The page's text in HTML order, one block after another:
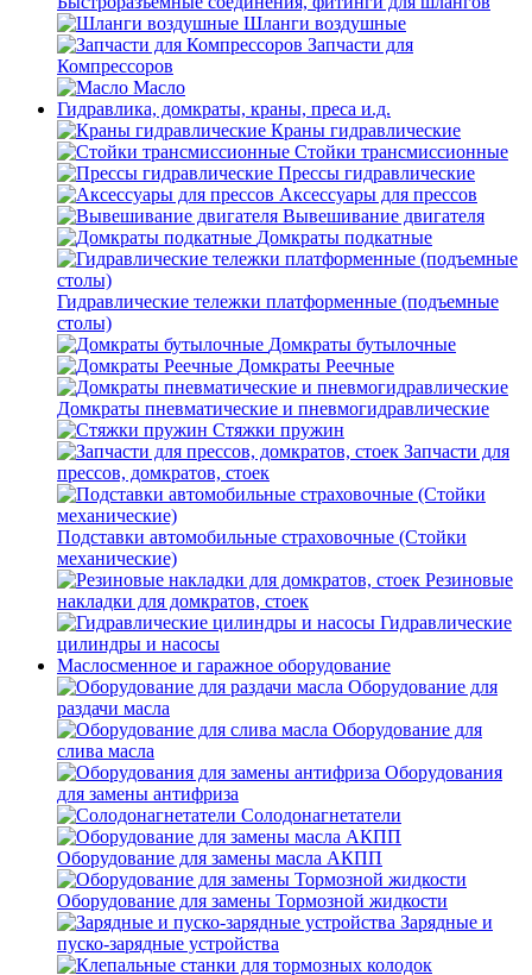
Шланги воздушные
Запчасти для
Компрессоров
Масло
Гидравлика, домкраты, краны, преса и.д.
Краны гидравлические
Стойки трансмиссионные
Прессы гидравлические
Аксессуары для прессов
Вывешивание двигателя
Домкраты подкатные
Гидравлические тележки платформенные (подъемные
столы)
Домкраты бутылочные
Домкраты Реечные
Домкраты пневматические и пневмогидравлические
Стяжки пружин
Запчасти для
прессов, домкратов, стоек
Подставки автомобильные страховочные (Стойки
механические)
Резиновые
накладки для домкратов, стоек
Гидравлические
цилиндры и насосы
Маслосменное и гаражное оборудование
Оборудование для
раздачи масла
Оборудование для
слива масла
Оборудования
для замены антифриза
Солодонагнетатели
Оборудование для замены масла АКПП
Оборудование для замены Тормозной жидкости
Зарядные и
пуско-зарядные устройства